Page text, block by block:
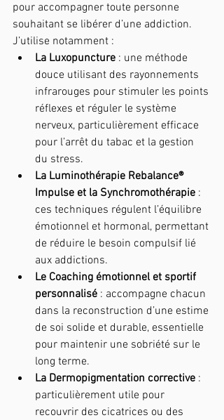
pour accompagner toute personne
souhaitant se libérer d’une addiction.
J’utilise notamment :
La Luxopuncture : une méthode
douce utilisant des rayonnements
infrarouges pour stimuler les points
réflexes et réguler le système
nerveux, particulièrement efficace
pour l’arrêt du tabac et la gestion
du stress.
La Luminothérapie Rebalance®
Impulse et la Synchromothérapie :
ces techniques régulent l’équilibre
émotionnel et hormonal, permettant
de réduire le besoin compulsif lié
aux addictions.
Le Coaching émotionnel et sportif
personnalisé : accompagne chacun
dans la reconstruction d’une estime
de soi solide et durable, essentielle
pour maintenir une sobriété sur le
long terme.
La Dermopigmentation corrective :
particulièrement utile pour
recouvrir des cicatrices ou des